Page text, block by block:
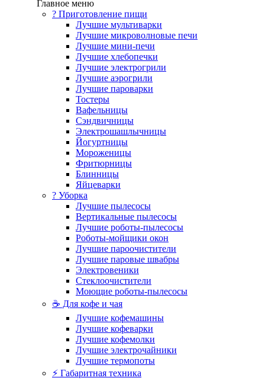
Главное меню
? Приготовление пищи
Лучшие мультиварки
Лучшие микроволновые печи
Лучшие мини-печи
Лучшие хлебопечки
Лучшие электрогрили
Лучшие аэрогрили
Лучшие пароварки
Тостеры
Вафельницы
Сэндвичницы
Электрошашлычницы
Йогуртницы
Мороженицы
Фритюрницы
Блинницы
Яйцеварки
? Уборка
Лучшие пылесосы
Вертикальные пылесосы
Лучшие роботы-пылесосы
Роботы-мойщики окон
Лучшие пароочистители
Лучшие паровые швабры
Электровеники
Стеклоочистители
Моющие роботы-пылесосы
☕ Для кофе и чая
Лучшие кофемашины
Лучшие кофеварки
Лучшие кофемолки
Лучшие электрочайники
Лучшие термопоты
⚡ Габаритная техника